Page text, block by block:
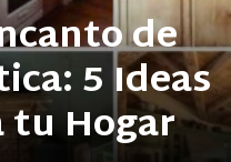
de
5 Ideas
tu Hogar